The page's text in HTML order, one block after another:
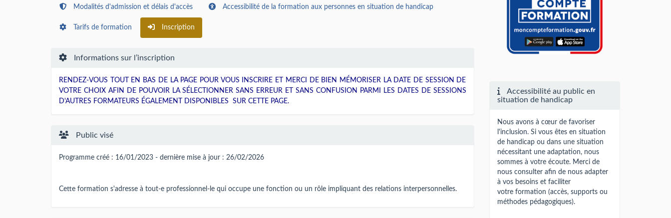
Modalités d'admission et délais d'accès Accessibilité de la formation aux personnes en situation de handicap
Tarifs de formation Inscription
Informations sur l’inscription
RENDEZ-VOUS TOUT EN BAS DE LA PAGE POUR VOUS INSCRIRE ET MERCI DE BIEN MÉMORISER LA DATE DE SESSION DE
VOTRE CHOIX AFIN DE POUVOIR LA SÉLECTIONNER SANS ERREUR ET SANS CONFUSION PARMI LES DATES DE SESSIONS
D'AUTRES FORMATEURS ÉGALEMENT DISPONIBLES SUR CETTE PAGE.
Public visé
Programme créé : 16/01/2023 - dernière mise à jour : 26/02/2026
Cette formation s'adresse à tout-e professionnel-le qui occupe une fonction ou un rôle impliquant des relations interpersonnelles.
Accessibilité au public en
situation de handicap
Nous avons à cœur de favoriser
l'inclusion. Si vous êtes en situation
de handicap ou dans une situation
nécessitant une adaptation, nous
sommes à votre écoute. Merci de
nous consulter afin de nous adapter
à vos besoins et faciliter
votre formation (accès, supports ou
méthodes pédagogiques).